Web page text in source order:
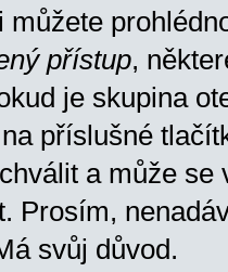
přístup,
je skupina
příslušné
a může se
Prosím,
svůj důvod.